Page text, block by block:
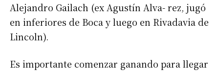
Alejandro Gailach (ex Agustín Alva- rez, jugó
en inferiores de Boca y luego en Rivadavia de
Lincoln).
Es importante comenzar ganando para llegar